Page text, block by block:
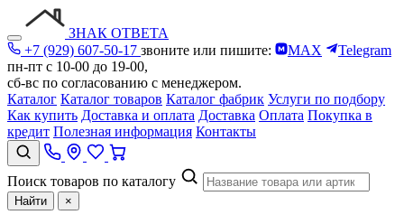
ЗНАК ОТВЕТА
+7 (929) 607-50-17 звоните или пишите: MAX
Telegram
пн-пт с 10-00 до 19-00,
сб-вс по согласованию с менеджером.
Каталог Каталог товаров Каталог фабрик Услуги по подбору
Как купить Доставка и оплата Доставка Оплата Покупка в
кредит Полезная информация Контакты
Поиск товаров по каталогу
Найти ×